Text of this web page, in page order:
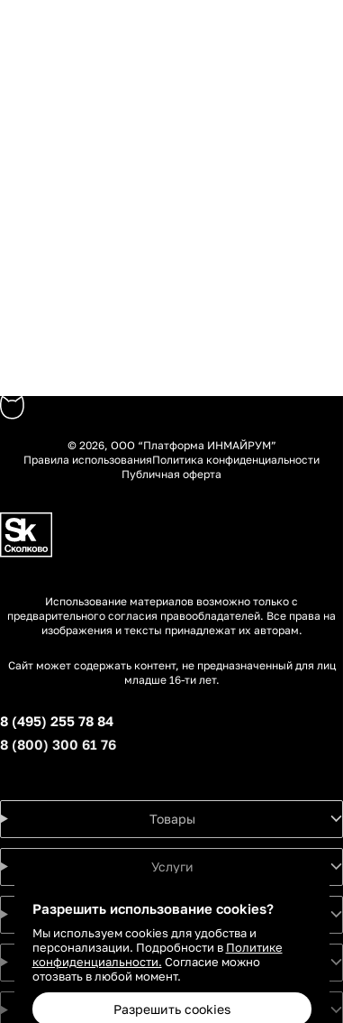
© 2026, ООО “Платформа ИНМАЙРУМ”
Правила использованияПолитика конфиденциальности
Публичная оферта
Использование материалов возможно только с
предварительного согласия правообладателей. Все права на
изображения и тексты принадлежат их авторам.
Сайт может содержать контент, не предназначенный для лиц
младше 16-ти лет.
8 (495) 255 78 84
8 (800) 300 61 76
Товары
Услуги
Идеи
О проекте
Для партнеров
Разрешить использование cookies?
Мы используем cookies для удобства и
персонализации. Подробности в Политике
конфиденциальности. Согласие можно
отозвать в любой момент.
Разрешить cookies